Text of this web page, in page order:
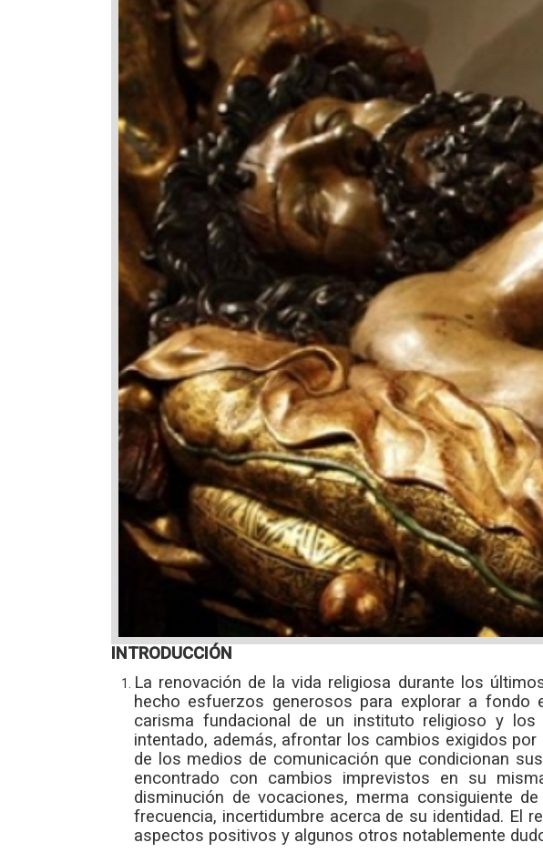
INTRODUCCIÓN
La renovación de la vida religiosa durante los
hecho esfuerzos generosos para explorar a fondo
carisma fundacional de un instituto religioso y
intentado, además, afrontar los cambios exigidos
de los medios de comunicación que condicionan
encontrado con cambios imprevistos en su
disminución de vocaciones, merma consiguiente
frecuencia, incertidumbre acerca de su identidad. El
aspectos positivos y algunos otros notablemente